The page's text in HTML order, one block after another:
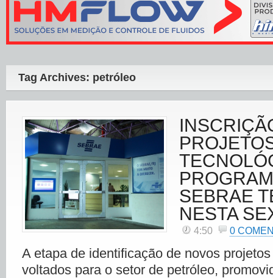
Tag Archives: petróleo
SEBRAE
NESTA
4:50 0
A etapa de identificação de novos
voltados para o setor de petróleo,